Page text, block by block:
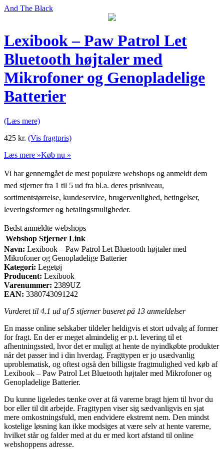
And The Black
Lexibook – Paw Patrol Let
Bluetooth højtaler med
Mikrofoner og Genopladelige
Batterier
(Læs mere)
425 kr. (Vis fragtpris)
Læs mere »Køb nu »
Vi har gennemgået de mest populære webshops og anmeldt dem
med stjerner fra 1 til 5 ud fra bl.a. deres prisniveau,
sortimentstørrelse, kundeservice, brugervenlighed, betingelser,
leveringsformer og betalingsmuligheder.
Bedst anmeldte webshops
Webshop Stjerner Link
Navn: Lexibook – Paw Patrol Let Bluetooth højtaler med
Mikrofoner og Genopladelige Batterier
Kategori: Legetøj
Producent: Lexibook
Varenummer: 2389UZ
EAN: 3380743091242
Vurderet til 4.1 ud af 5 stjerner baseret på 13 anmeldelser
En masse online selskaber tildeler heldigvis et stort udvalg af former
for fragt. En der er meget almindelig er p.t. levering til et
afhentningssted, hvor det er muligt at hente de nyindkøbte produkter
når det passer ind i din hverdag. Fragttypen er jo usædvanlig
uproblematisk, og oftest også den billigste fragtmulighed ved køb af
Lexibook – Paw Patrol Let Bluetooth højtaler med Mikrofoner og
Genopladelige Batterier.
Du kunne ligeledes tænke over at få varerne bragt hjem til hvor du
bor eller til dit arbejde. Fragttypen viser sig sædvanligvis en sjat
mere omkostningsfuld, men endvidere ekstremt nem. Den mindst
kostelige løsning kan ikke modsiges at være selv at hente varerne,
hvilket står og falder med at du er med kort afstand til online
webshoppens adresse.